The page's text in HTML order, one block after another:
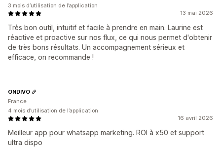
13 mai 2026
Très bon outil, intuitif et facile à prendre en main. Laurine est
réactive et proactive sur nos flux, ce qui nous permet d'obtenir
de très bons résultats. Un accompagnement sérieux et
efficace, on recommande !
3 mois d’utilisation de l’application
16 avril 2026
Meilleur app pour whatsapp marketing. ROI à x50 et support
ultra dispo
ONDIVO
France
4 mois d’utilisation de l’application